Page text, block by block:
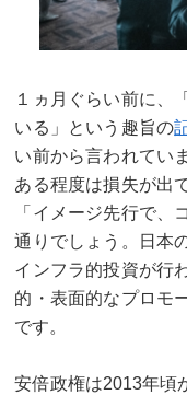
１ヵ月ぐらい前に、
いる」という趣旨の
い前から言われてい
ある程度は損失が出
「イメージ先行で、
通りでしょう。日本
インフラ的投資が行
的・表面的なプロモ
です。
安倍政権は2013年頃